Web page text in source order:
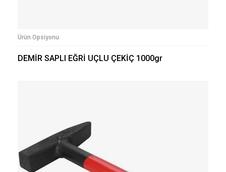
Ürün Opsiyonu
DEMİR SAPLI EĞRİ UÇLU ÇEKİÇ 1000gr